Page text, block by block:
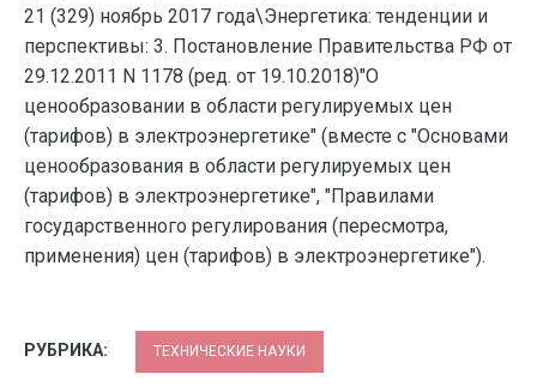
21 (329) ноябрь 2017 года\Энергетика: тенденции и
перспективы: 3. Постановление Правительства РФ от
29.12.2011 N 1178 (ред. от 19.10.2018)"О
ценообразовании в области регулируемых цен
(тарифов) в электроэнергетике" (вместе с "Основами
ценообразования в области регулируемых цен
(тарифов) в электроэнергетике", "Правилами
государственного регулирования (пересмотра,
применения) цен (тарифов) в электроэнергетике").
РУБРИКА: ТЕХНИЧЕСКИЕ НАУКИ